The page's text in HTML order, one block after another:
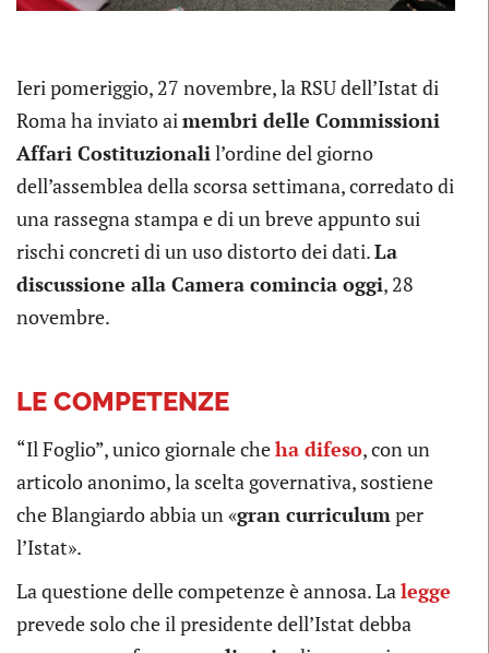
Ieri pomeriggio, 27 novembre, la RSU dell’Istat di
Roma ha inviato ai membri delle Commissioni
Affari Costituzionali l’ordine del giorno
dell’assemblea della scorsa settimana, corredato di
una rassegna stampa e di un breve appunto sui
rischi concreti di un uso distorto dei dati.La
discussione alla Camera comincia oggi, 28
novembre.
LE COMPETENZE
“Il Foglio”, unico giornale cheha difeso, con un
articolo anonimo, la scelta governativa, sostiene
che Blangiardo abbia un «gran curriculum per
l’Istat».
La questione delle competenze è annosa. La legge
prevede solo che il presidente dell’Istat debba